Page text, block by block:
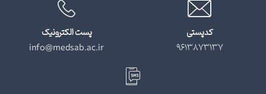
کدپستی
9613873137
پست الکترونیک
info@medsab.ac.ir